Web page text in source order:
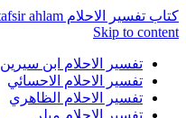
كتاب تفسير الاحلام tafsir ahlam
Skip to content
تفسير الاحلام ابن سيرين
تفسير الاحلام الاحسائي
تفسير الاحلام الظاهري
تفسير الاحلام ميلر